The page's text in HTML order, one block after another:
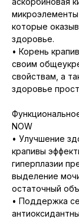
которые
здоровье.
• Корень
своим
свойствам, а
здоровье
NOW
• Улучшение
крапивы
гиперплазии
выделение
остаточный
• Поддержка